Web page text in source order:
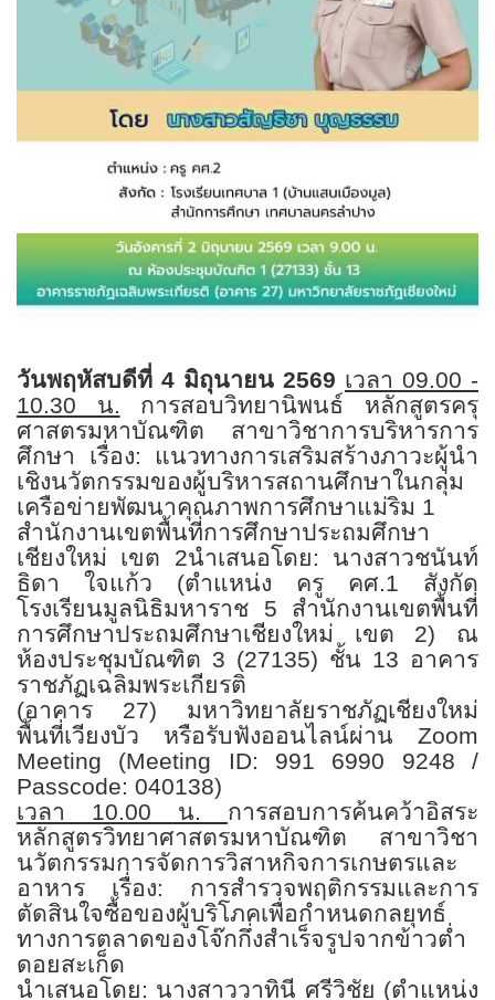
วันพฤหัสบดีที่ 4 มิถุนายน 2569 เวลา 09.00 -
10.30 น. การสอบวิทยานิพนธ์ หลักสูตรครุ
ศาสตรมหาบัณฑิต สาขาวิชาการบริหารการ
ศึกษา เรื่อง: แนวทางการเสริมสร้างภาวะผู้นำ
เชิงนวัตกรรมของผู้บริหารสถานศึกษาในกลุ่ม
เครือข่ายพัฒนาคุณภาพการศึกษาแม่ริม 1
สำนักงานเขตพื้นที่การศึกษาประถมศึกษา
เชียงใหม่ เขต 2นำเสนอโดย: นางสาวชนันท์
ธิดา ใจแก้ว (ตำแหน่ง ครู คศ.1 สังกัด
โรงเรียนมูลนิธิมหาราช 5 สำนักงานเขตพื้นที่
การศึกษาประถมศึกษาเชียงใหม่ เขต 2) ณ
ห้องประชุมบัณฑิต 3 (27135) ชั้น 13 อาคาร
ราชภัฏเฉลิมพระเกียรติ
(อาคาร 27) มหาวิทยาลัยราชภัฏเชียงใหม่
พื้นที่เวียงบัว หรือรับฟังออนไลน์ผ่าน Zoom
Meeting (Meeting ID: 991 6990 9248 /
Passcode: 040138)
เวลา 10.00 น. การสอบการค้นคว้าอิสระ
หลักสูตรวิทยาศาสตรมหาบัณฑิต สาขาวิชา
นวัตกรรมการจัดการวิสาหกิจการเกษตรและ
อาหาร เรื่อง: การสำรวจพฤติกรรมและการ
ตัดสินใจซื้อของผู้บริโภคเพื่อกำหนดกลยุทธ์
ทางการตลาดของโจ๊กกึ่งสำเร็จรูปจากข้าวต่ำ
ดอยสะเก็ด
นำเสนอโดย: นางสาววาทินี ศรีวิชัย (ตำแหน่ง